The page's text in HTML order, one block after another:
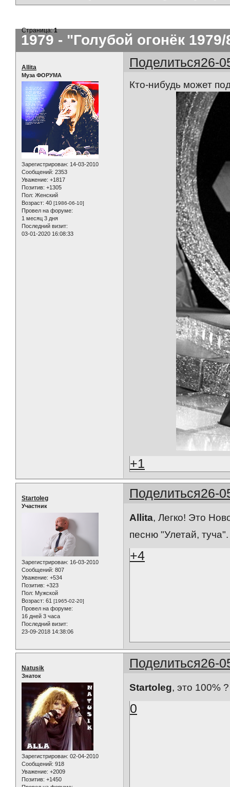
1979 - "Голубой огонёк
Страница:1
Поделиться26-
Allita
Муза ФОРУМА
Зарегистрирован: 14-03-2010
Сообщений: 2353
Уважение: +1817
Позитив: +1305
Пол: Женский
Возраст: 40 [1986-06-10]
Провел на форуме:
1 месяц 3 дня
Последний визит:
03-01-2020 16:08:33
Кто-нибудь может
+1
Поделиться26-
Startoleg
Участник
Зарегистрирован: 16-03-2010
Сообщений: 807
Уважение: +534
Позитив: +323
Пол: Мужской
Возраст: 61 [1965-02-20]
Провел на форуме:
16 дней 3 часа
Последний визит:
23-09-2018 14:38:06
Allita, Легко! Это
песню "Улетай,
+4
Поделиться26-
Natusik
Знаток
Зарегистрирован: 02-04-2010
Сообщений: 918
Уважение: +2009
Позитив: +1450
Startoleg, это 100% ?
0